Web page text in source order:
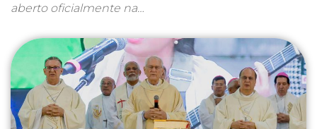
aberto oficialmente na…